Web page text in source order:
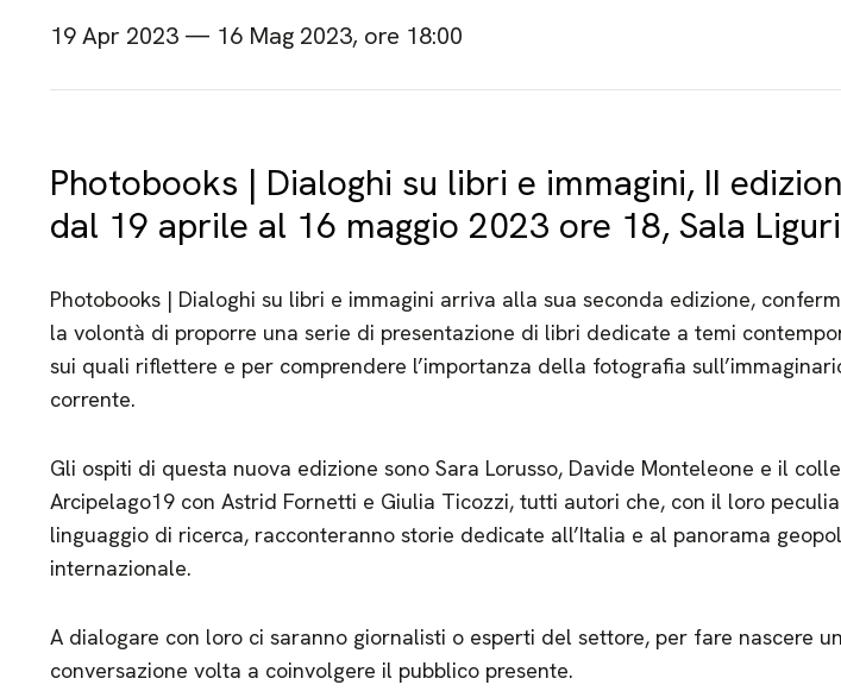
19 Apr 2023 — 16 Mag 2023, ore 18:00
Photobooks | Dialoghi su libri e immagini, II
dal 19 aprile al 16 maggio 2023 ore 18, Sala
Photobooks | Dialoghi su libri e immagini arriva alla sua seconda edizione,
la volontà di proporre una serie di presentazione di libri dedicate a temi
sui quali riflettere e per comprendere l’importanza della fotografia
corrente.
Gli ospiti di questa nuova edizione sono Sara Lorusso, Davide Monteleone e il
Arcipelago19 con Astrid Fornetti e Giulia Ticozzi, tutti autori che, con il loro
linguaggio di ricerca, racconteranno storie dedicate all’Italia e al panorama
internazionale.
A dialogare con loro ci saranno giornalisti o esperti del settore, per fare nascere
conversazione volta a coinvolgere il pubblico presente.